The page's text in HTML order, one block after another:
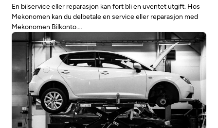
En bilservice eller reparasjon kan fort bli en uventet utgift. Hos
Mekonomen kan du delbetale en service eller reparasjon med
Mekonomen Bilkonto….